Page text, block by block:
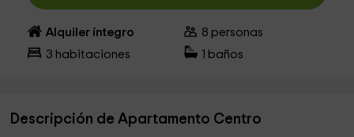
Alquiler íntegro 8 personas
3 habitaciones baños
Descripción de Apartamento Centro